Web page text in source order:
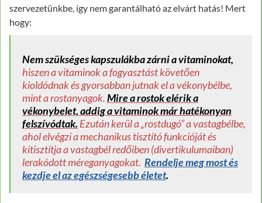
szervezetünkbe, így nem garantálható az elvárt hatás! Mert
hogy:
Nem szükséges kapszulákba zárni a vitaminokat,
hiszen a vitaminok a fogyasztást követően
kioldódnak és gyorsabban jutnak el a vékonybélbe,
mint a rostanyagok.Mire a rostok elérik a
vékonybelet, addig a vitaminok már hatékonyan
felszívódtak. Ezután kerül a „rostdugó” a vastagbélbe,
ahol elvégzi a mechanikus tisztító funkcióját és
kitisztítja a vastagbél redőiben (divertikulumaiban)
lerakódott méreganyagokat. Rendelje meg most és
kezdje el az egészségesebb életet.